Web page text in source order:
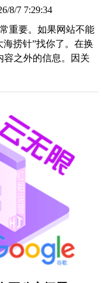
8/7 7:29:34
重要。如果网站不能
捞针”找你了。在换
容之外的信息。因关